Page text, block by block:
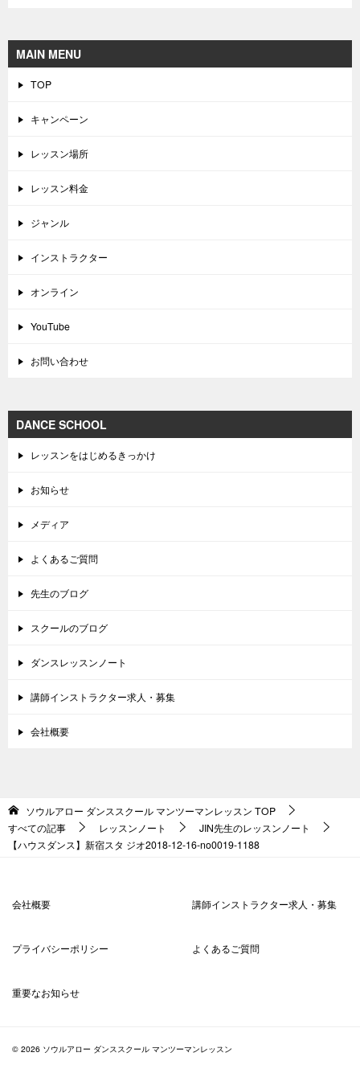
MAIN MENU
TOP
キャンペーン
レッスン場所
レッスン料金
ジャンル
インストラクター
オンライン
YouTube
お問い合わせ
DANCE SCHOOL
レッスンをはじめるきっかけ
お知らせ
メディア
よくあるご質問
先生のブログ
スクールのブログ
ダンスレッスンノート
講師インストラクター求人・募集
会社概要
ソウルアロー ダンススクール マンツーマンレッスン TOP
すべての記事
レッスンノート
JIN先生のレッスンノート
【ハウスダンス】新宿スタ ジオ2018-12-16-no0019-1188
会社概要 講師インストラクター求人・募集
プライバシーポリシー よくあるご質問
重要なお知らせ
© 2026 ソウルアロー ダンススクール マンツーマンレッスン